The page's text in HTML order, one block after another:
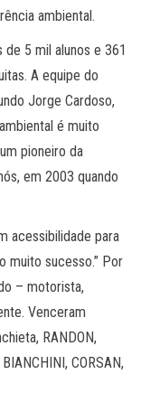
ambiental.
5 mil alunos e 361
A equipe do
Jorge Cardoso,
é muito
pioneiro da
em 2003 quando
acessibilidade para
muito sucesso.” Por
– motorista,
Venceram
RANDON,
CORSAN,